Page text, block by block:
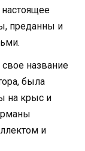
преданны и
название
была
на крыс и
и